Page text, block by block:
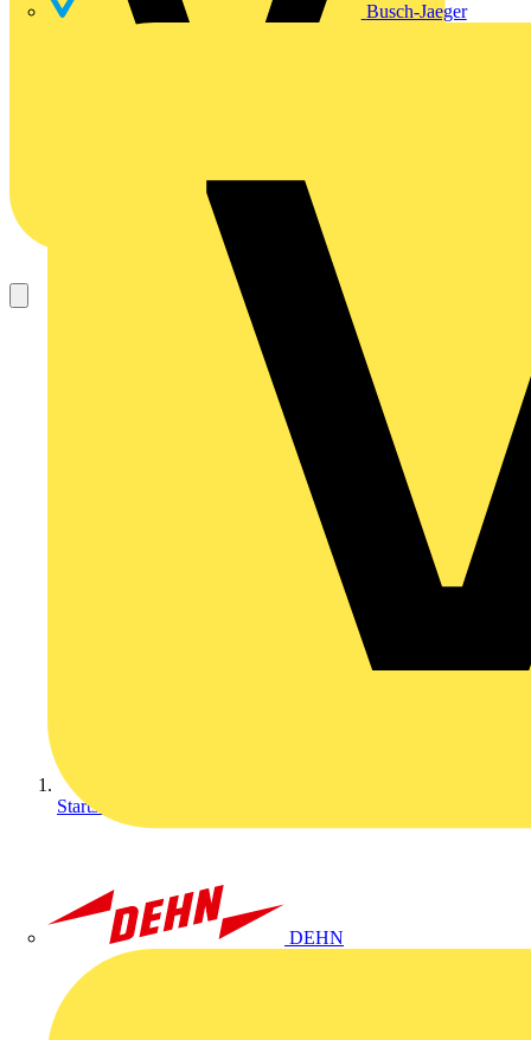
Busch-Jaeger
DEHN
Startseite